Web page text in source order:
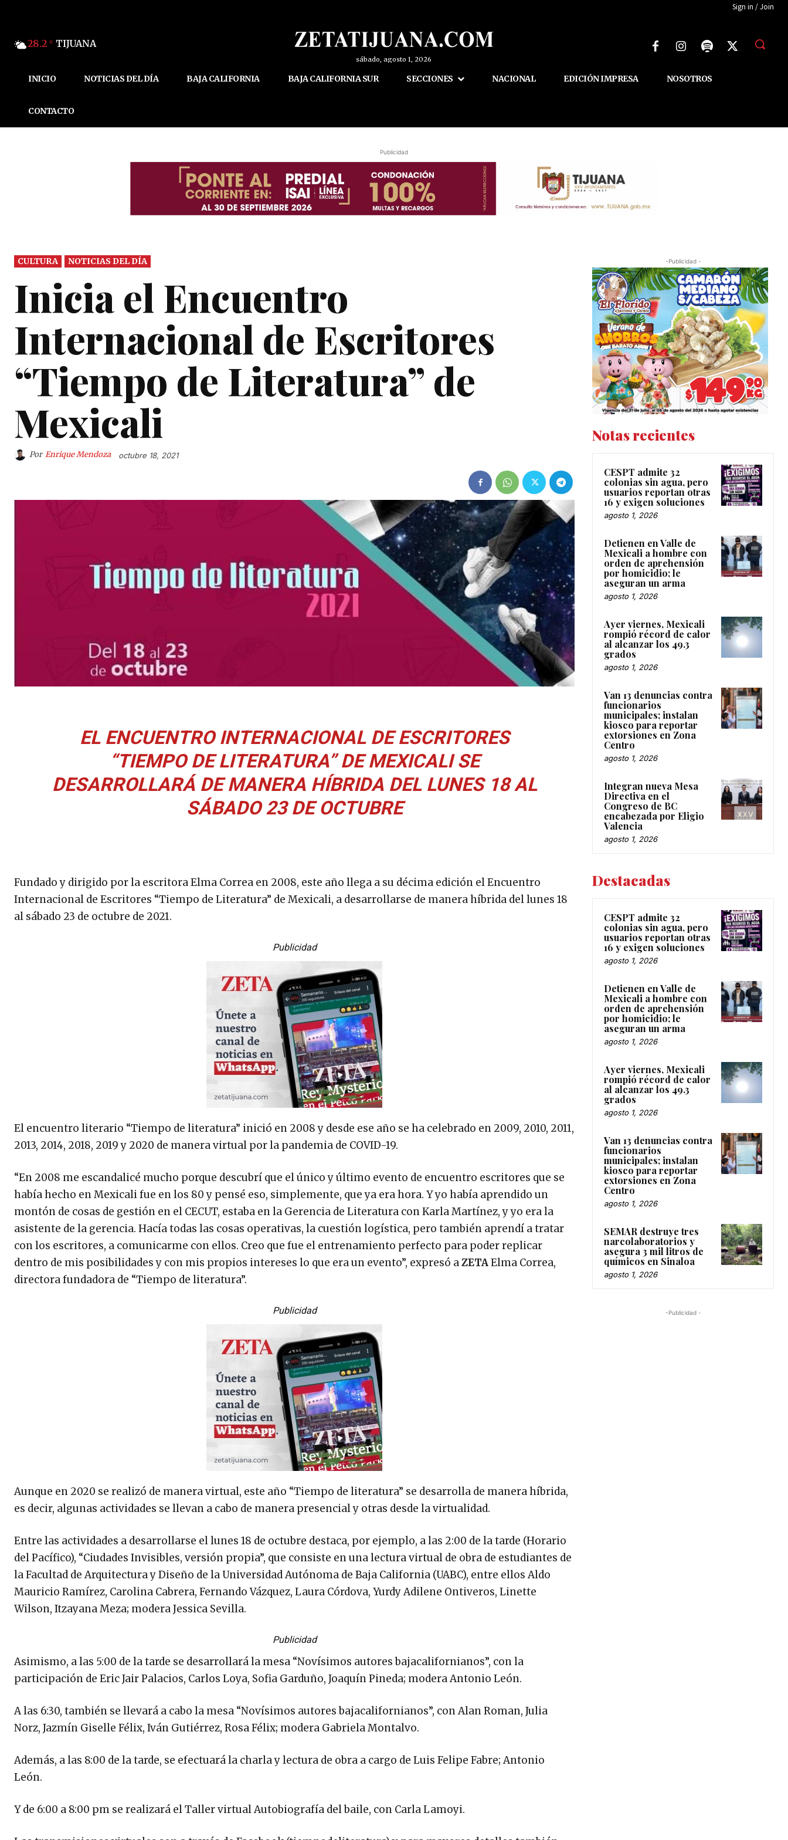
Sign in / Join
28.2 C TIJUANA
sábado, agosto 1, 2026
INICIO NOTICIAS DEL DÍA BAJA CALIFORNIA BAJA CALIFORNIA SUR SECCIONES NACIONAL EDICIÓN IMPRESA NOSOTROS
CONTACTO
Publicidad
CULTURA NOTICIAS DEL DÍA
Inicia el Encuentro
Internacional de Escritores
“Tiempo de Literatura” de
Mexicali
Por Enrique Mendoza octubre 18, 2021
EL ENCUENTRO INTERNACIONAL DE ESCRITORES
“TIEMPO DE LITERATURA” DE MEXICALI SE
DESARROLLARÁ DE MANERA HÍBRIDA DEL LUNES 18 AL
SÁBADO 23 DE OCTUBRE
Fundado y dirigido por la escritora Elma Correa en 2008, este año llega a su décima edición el Encuentro
Internacional de Escritores “Tiempo de Literatura” de Mexicali, a desarrollarse de manera híbrida del lunes 18
al sábado 23 de octubre de 2021.
Publicidad
El encuentro literario “Tiempo de literatura” inició en 2008 y desde ese año se ha celebrado en 2009, 2010, 2011,
2013, 2014, 2018, 2019 y 2020 de manera virtual por la pandemia de COVID-19.
“En 2008 me escandalicé mucho porque descubrí que el único y último evento de encuentro escritores que se
había hecho en Mexicali fue en los 80 y pensé eso, simplemente, que ya era hora. Y yo había aprendido un
montón de cosas de gestión en el CECUT, estaba en la Gerencia de Literatura con Karla Martínez, y yo era la
asistente de la gerencia. Hacía todas las cosas operativas, la cuestión logística, pero también aprendí a tratar
con los escritores, a comunicarme con ellos. Creo que fue el entrenamiento perfecto para poder replicar
dentro de mis posibilidades y con mis propios intereses lo que era un evento”, expresó aZETAElma Correa,
directora fundadora de “Tiempo de literatura”.
Publicidad
Aunque en 2020 se realizó de manera virtual, este año “Tiempo de literatura” se desarrolla de manera híbrida,
es decir, algunas actividades se llevan a cabo de manera presencial y otras desde la virtualidad.
Entre las actividades a desarrollarse el lunes 18 de octubre destaca, por ejemplo, a las 2:00 de la tarde (Horario
del Pacífico), “Ciudades Invisibles, versión propia”, que consiste en una lectura virtual de obra de estudiantes de
la Facultad de Arquitectura y Diseño de la Universidad Autónoma de Baja California (UABC), entre ellos Aldo
Mauricio Ramírez, Carolina Cabrera, Fernando Vázquez, Laura Córdova, Yurdy Adilene Ontiveros, Linette
Wilson, Itzayana Meza; modera Jessica Sevilla.
Publicidad
Asimismo, a las 5:00 de la tarde se desarrollará la mesa “Novísimos autores bajacalifornianos”, con la
participación de Eric Jair Palacios, Carlos Loya, Sofia Garduño, Joaquín Pineda; modera Antonio León.
A las 6:30, también se llevará a cabo la mesa “Novísimos autores bajacalifornianos”, con Alan Roman, Julia
Norz, Jazmín Giselle Félix, Iván Gutiérrez, Rosa Félix; modera Gabriela Montalvo.
Además, a las 8:00 de la tarde, se efectuará la charla y lectura de obra a cargo de Luis Felipe Fabre; Antonio
León.
Y de 6:00 a 8:00 pm se realizará el Taller virtual Autobiografía del baile, con Carla Lamoyi.
-Publicidad -
Notas recientes
CESPT admite 32
colonias sin agua, pero
usuarios reportan otras
16 y exigen soluciones
agosto 1, 2026
Detienen en Valle de
Mexicali a hombre con
orden de aprehensión
por homicidio; le
aseguran un arma
agosto 1, 2026
Ayer viernes, Mexicali
rompió récord de calor
al alcanzar los 49.3
grados
agosto 1, 2026
Van 13 denuncias contra
funcionarios
municipales; instalan
kiosco para reportar
extorsiones en Zona
Centro
agosto 1, 2026
Integran nueva Mesa
Directiva en el
Congreso de BC
encabezada por Eligio
Valencia
agosto 1, 2026
Destacadas
CESPT admite 32
colonias sin agua, pero
usuarios reportan otras
16 y exigen soluciones
agosto 1, 2026
Detienen en Valle de
Mexicali a hombre con
orden de aprehensión
por homicidio; le
aseguran un arma
agosto 1, 2026
Ayer viernes, Mexicali
rompió récord de calor
al alcanzar los 49.3
grados
agosto 1, 2026
Van 13 denuncias contra
funcionarios
municipales; instalan
kiosco para reportar
extorsiones en Zona
Centro
agosto 1, 2026
SEMAR destruye tres
narcolaboratorios y
asegura 3 mil litros de
químicos en Sinaloa
agosto 1, 2026
-Publicidad -